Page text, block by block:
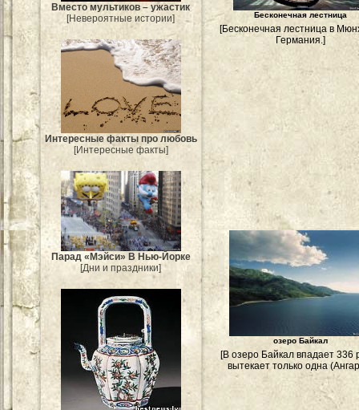
Вместо мультиков – ужастик
[Невероятные истории]
Интересные факты про любовь
[Интересные факты]
Парад «Мэйси» В Нью-Йорке
[Дни и праздники]
Бесконечная лестница
[Бесконечная лестница в
Германия.]
озеро Байкал
[В озеро Байкал впадает 336
вытекает только одна